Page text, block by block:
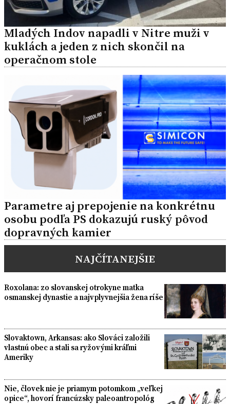
Mladých Indov napadli v Nitre muži v
kuklách a jeden z nich skončil na
operačnom stole
Parametre aj prepojenie na konkrétnu
osobu podľa PS dokazujú ruský pôvod
dopravných kamier
NAJČÍTANEJŠIE
Roxolana: zo slovanskej otrokyne matka
osmanskej dynastie a najvplyvnejšia žena ríše
Slovaktown, Arkansas: ako Slováci založili
vlastnú obec a stali sa ryžovými kráľmi
Ameriky
Nie, človek nie je priamym potomkom „veľkej
opice“, hovorí francúzsky paleoantropológ